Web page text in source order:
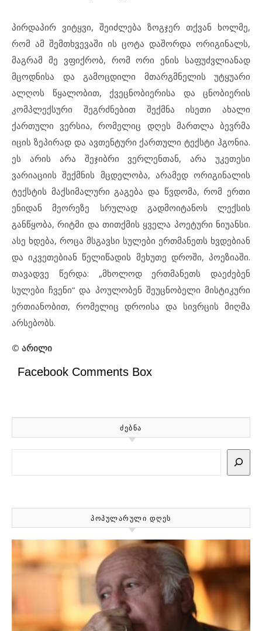
პირდაპირ ვიტყვი, შეიძლება ზოგჯერ თქვან ხოლმე,
რომ ამ შემთხვევაში ის ცოტა დაშორდა ორიგინალს,
მაგრამ მე ვფიქრობ, რომ ორი ენის საფუძვლიანად
მცოდნისა და გამოცდილი მთარგმნელის უტყუარი
ალღოს წყალობით, ქვეცნობიერისა და ცნობიერის
კომპლექსური შეგრძნებით შექმნა ისეთი ახალი
ქართული ვერსია, რომელიც დღეს მართლა ბევრმა
იცის ზეპირად და ავთენტური ქართული ტექსტი ჰგონია.
ეს არის არა შეჯიბრი ვერლენთან, არა უკეთესი
ვარიაციის შექმნის მცდელობა, არამედ ორიგინალის
ტექსტის მაქსიმალური გაგება და წვდომა, რომ ერთი
ენიდან მეორეზე სრულად გადმოიტანოს ლექსის
განწყობა, რიტმი და თითქმის ყველა პოეტური ნიუანსი.
ასე ხდება, როცა მსგავსი სულები ერთმანეთს ხვდებიან
და იკვეთებიან წელიწადის მეხუთე დროში, პოეზიაში.
თავადვე წერდა: „მხოლოდ ერთმანეთს დაეძებენ
სულები ჩვენი“ და პოულობენ შეუცნობელი მისტიკური
ერთიანობით, რომელიც დროისა და სივრცის მიღმა
არსებობს.
© არილი
Facebook Comments Box
ᲫᲔᲑᲜᲐ
ᲞᲝᲞᲣᲚᲐᲠᲣᲚᲘ ᲓᲦᲔᲡ